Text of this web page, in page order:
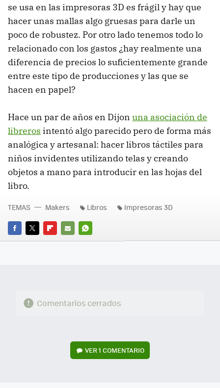
se usa en las impresoras 3D es frágil y hay que
hacer unas mallas algo gruesas para darle un
poco de robustez. Por otro lado tenemos todo lo
relacionado con los gastos ¿hay realmente una
diferencia de precios lo suficientemente grande
entre este tipo de producciones y las que se
hacen en papel?
Hace un par de años en Dijon una asociación de
libreros intentó algo parecido pero de forma más
analógica y artesanal: hacer libros táctiles para
niños invidentes utilizando telas y creando
objetos a mano para introducir en las hojas del
libro.
FACEBOOK
TWITTERFLIPBOARD
E-
WHATSAPP
TEMAS Makers Libros Impresoras 3D
Comentarios cerrados
VER1 COMENTARIO